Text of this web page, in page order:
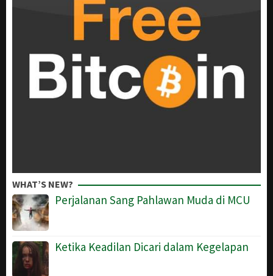
WHAT’S NEW?
Perjalanan Sang Pahlawan Muda di MCU
Ketika Keadilan Dicari dalam Kegelapan